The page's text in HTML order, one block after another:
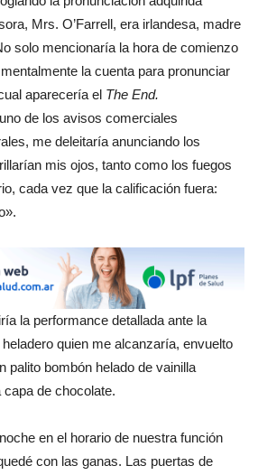
Mrs. O’Farrell, era irlandesa, madre
solo mencionaría la hora de comienzo
la cuenta para pronunciar
aparecería el The End.
de los avisos comerciales
me deleitaría anunciando los
mis ojos, tanto como los fuegos
cada vez que la calificación fuera:
la performance detallada ante la
quien me alcanzaría, envuelto
palito bombón helado de vainilla
de chocolate.
en el horario de nuestra función
con las ganas. Las puertas de